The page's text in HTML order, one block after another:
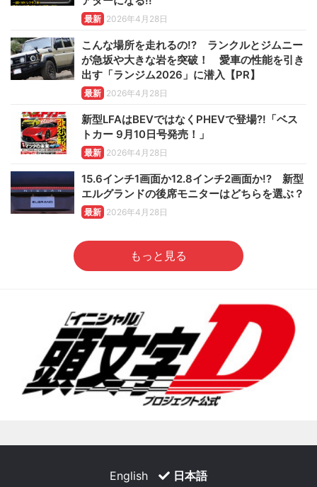
最新 2026年4月28日
こんな場所を走れるの!? ランクルとジムニー
が急坂や大きな岩を突破！ 愛車の性能を引き
出す「ランジム2026」に潜入【PR】
最新 2026年4月28日
新型LFAはBEVではなくPHEVで登場?!「ベス
トカー 9月10日号発売！」
最新 2026年4月28日
15.6インチ1画面か12.8インチ2画面か!? 新型
エルグランドの後席モニターはどちらを選ぶ？
最新 2026年4月28日
もっと見る
English 日本語